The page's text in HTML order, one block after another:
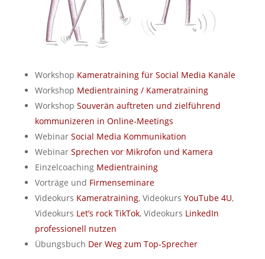
Workshop Kameratraining für Social Media Kanäle
Workshop Medientraining / Kameratraining
Workshop Souverän auftreten und zielführend
kommunizeren in Online-Meetings
Webinar Social Media Kommunikation
Webinar Sprechen vor Mikrofon und Kamera
Einzelcoaching Medientraining
Vorträge und Firmenseminare
Videokurs Kameratraining, Videokurs YouTube 4U,
Videokurs Let’s rock TikTok, Videokurs LinkedIn
professionell nutzen
Übungsbuch Der Weg zum Top-Sprecher